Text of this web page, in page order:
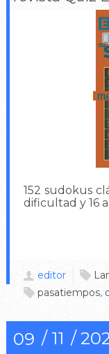
152 sudokus
dificultad y 16
editor
pasatiempos,
09 11